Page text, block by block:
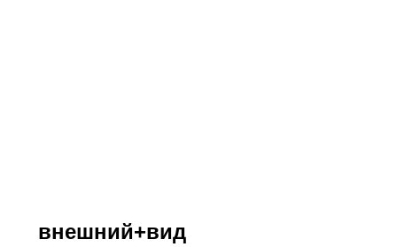
внешний+вид